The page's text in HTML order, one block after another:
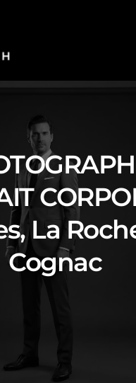
La
Cognac